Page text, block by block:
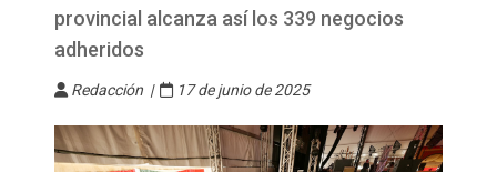
provincial alcanza así los 339 negocios
adheridos
Redacción | 17 de junio de 2025